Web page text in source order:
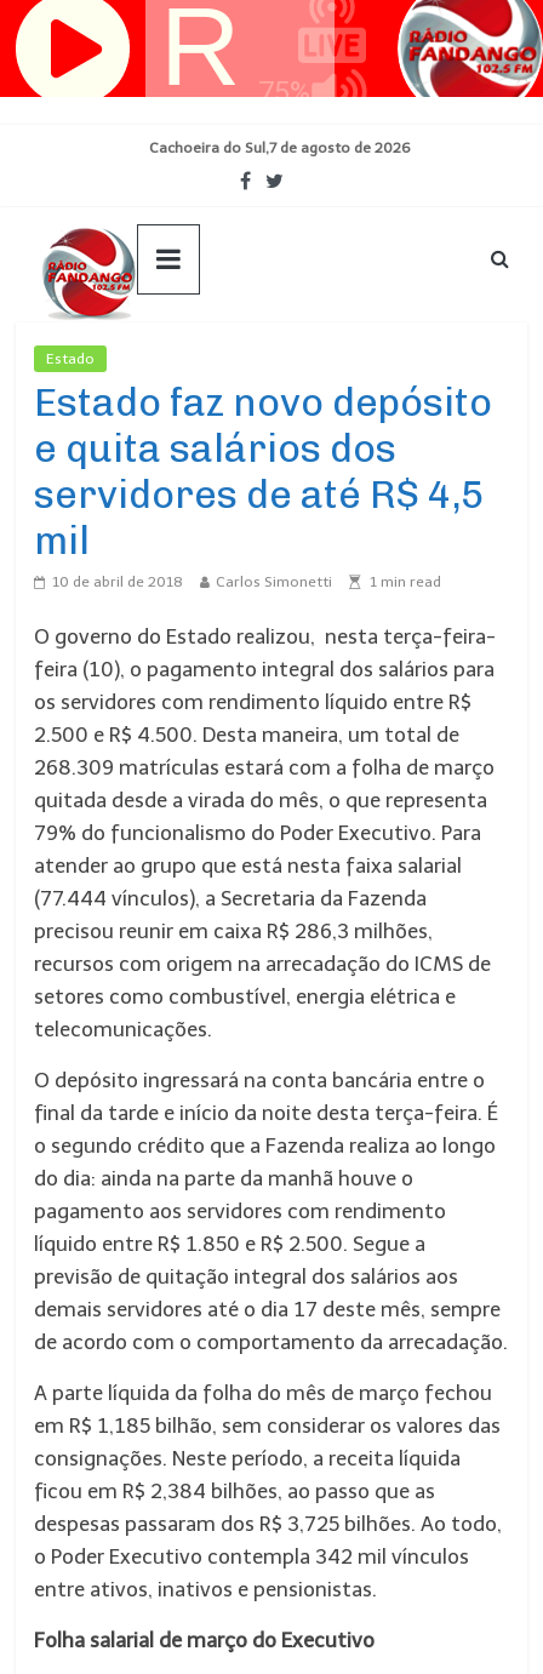
Pular
para
Cachoeira do Sul,7 de agosto de 2026
Estado
Estado faz novo depósito
e quita salários dos
servidores de até R$ 4,5
mil
10 de abril de 2018 Carlos Simonetti 1 min read
O governo do Estado realizou, nesta terça-feira-
feira (10), o pagamento integral dos salários para
os servidores com rendimento líquido entre R$
2.500 e R$ 4.500. Desta maneira, um total de
268.309 matrículas estará com a folha de março
quitada desde a virada do mês, o que representa
79% do funcionalismo do Poder Executivo. Para
atender ao grupo que está nesta faixa salarial
(77.444 vínculos), a Secretaria da Fazenda
precisou reunir em caixa R$ 286,3 milhões,
recursos com origem na arrecadação do ICMS de
setores como combustível, energia elétrica e
telecomunicações.
O depósito ingressará na conta bancária entre o
final da tarde e início da noite desta terça-feira. É
o segundo crédito que a Fazenda realiza ao longo
do dia: ainda na parte da manhã houve o
pagamento aos servidores com rendimento
líquido entre R$ 1.850 e R$ 2.500. Segue a
previsão de quitação integral dos salários aos
demais servidores até o dia 17 deste mês, sempre
de acordo com o comportamento da arrecadação.
A parte líquida da folha do mês de março fechou
em R$ 1,185 bilhão, sem considerar os valores das
consignações. Neste período, a receita líquida
ficou em R$ 2,384 bilhões, ao passo que as
despesas passaram dos R$ 3,725 bilhões. Ao todo,
o Poder Executivo contempla 342 mil vínculos
entre ativos, inativos e pensionistas.
Folha salarial de março do Executivo